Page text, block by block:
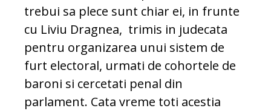
trebui sa plece sunt chiar ei, in frunte
cu Liviu Dragnea, trimis in judecata
pentru organizarea unui sistem de
furt electoral, urmati de cohortele de
baroni si cercetati penal din
parlament. Cata vreme toti acestia